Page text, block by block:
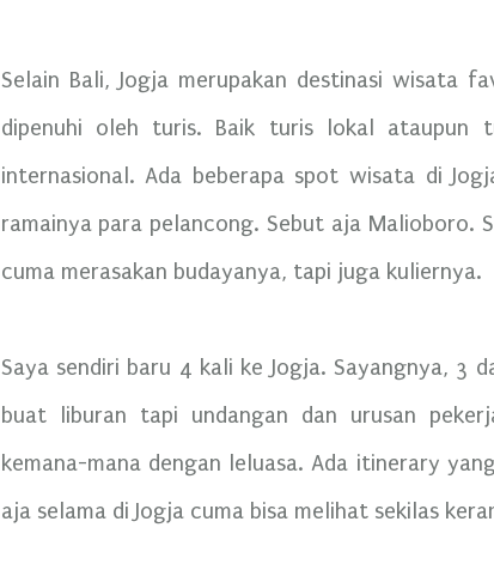
Selain Bali, Jogja merupakan destinasi wisata
dipenuhi oleh turis. Baik turis lokal ataupun
internasional. Ada beberapa spot wisata di
ramainya para pelancong. Sebut aja Malioboro.
cuma merasakan budayanya, tapi juga kuliernya.
Saya sendiri baru 4 kali ke Jogja. Sayangnya, 3
buat liburan tapi undangan dan urusan
kemana-mana dengan leluasa. Ada itinerary
aja selama di Jogja cuma bisa melihat sekilas